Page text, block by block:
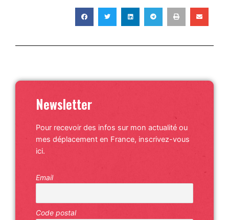
Newsletter
Pour recevoir des infos sur mon actualité ou
mes déplacement en France, inscrivez-vous
ici.
Email
Code postal